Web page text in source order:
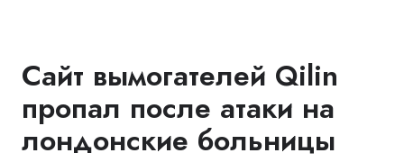
Сайт вымогателей Qilin
пропал после атаки на
лондонские больницы